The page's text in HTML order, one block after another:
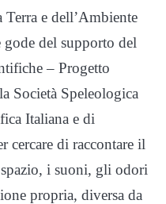
e dell’Ambiente
gode del supporto del
– Progetto
Società Speleologica
Italiana e di
cercare di raccontare il
i suoni, gli odori
propria, diversa da